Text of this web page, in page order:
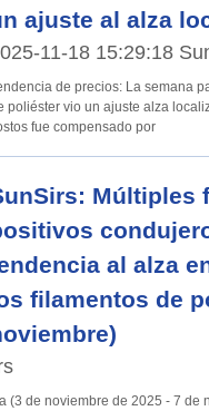
ajuste al alza
11-18 15:29:18
de precios: La semana pasada, el precio del filamento
poliéster vio un ajuste alza
fue compensado por
Múltiples
al alza
filamentos de